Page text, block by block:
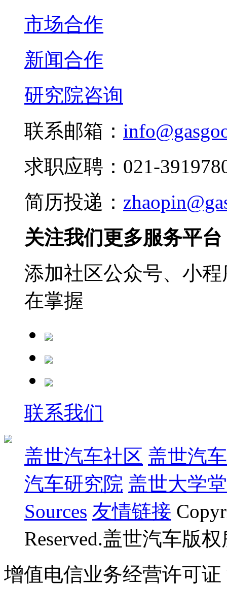
市场合作
新闻合作
研究院咨询
联系邮箱：
求职应聘：021-
简历投递：
关注我们更多服务平台
添加社区公众号、小
在掌握
联系我们
盖世汽车社区 盖世汽
汽车研究院 盖世大学堂
Sources 友情链接
Reserved.盖世汽车版
增值电信业务经营许可证